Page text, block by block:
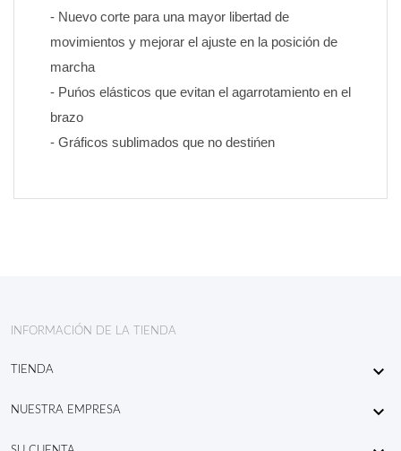
- Nuevo corte para una mayor libertad de
movimientos y mejorar el ajuste en la posición de
marcha
- Puńos elásticos que evitan el agarrotamiento en el
brazo
- Gráficos sublimados que no destińen
INFORMACIÓN DE LA TIENDA
TIENDA 
NUESTRA EMPRESA 